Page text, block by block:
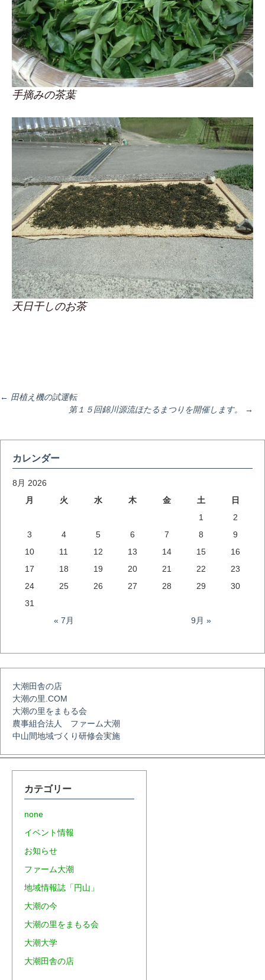
手摘みの茶葉
天日干しのお茶
投
稿
ナ
ゲ
ー
ョ
ン
← 田植え機の試運転
第１５回錦川源流ほたるまつりを開催します。
→
カレンダー
8月 2026
月
火 水 木 金 土
日
1
2
3
4 5 6 7 8
9
10
11 12 13 14 15
16
17
18 19 20 21 22
23
24
25 26 27 28 29
30
31
« 7月
9月 »
大潮田舎の店
大潮の里.COM
大潮の里をまもる会
農事組合法人 ファーム大潮
中山間地域づくり研修会実施
カテゴリー
none
イベント情報
お知らせ
ファーム大潮
地域情報誌「円山」
大潮の今
大潮の里をまもる会
大潮大学
大潮田舎の店